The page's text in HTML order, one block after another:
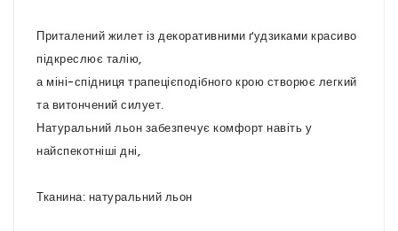
Приталений жилет із декоративними ґудзиками красиво
підкреслює талію,
а міні-спідниця трапецієподібного крою створює легкий
та витончений силует.
Натуральний льон забезпечує комфорт навіть у
найспекотніші дні,
Тканина: натуральний льон